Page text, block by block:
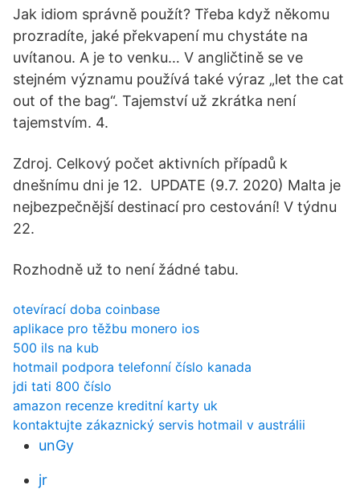
Jak idiom správně použít? Třeba když někomu
prozradíte, jaké překvapení mu chystáte na
uvítanou. A je to venku… V angličtině se ve
stejném významu používá také výraz „let the cat
out of the bag“. Tajemství už zkrátka není
tajemstvím. 4.
Zdroj. Celkový počet aktivních případů k
dnešnímu dni je 12. ‍ UPDATE (9.7. 2020) Malta je
nejbezpečnější destinací pro cestování! V týdnu
22.
Rozhodně už to není žádné tabu.
otevírací doba coinbase
aplikace pro těžbu monero ios
500 ils na kub
hotmail podpora telefonní číslo kanada
jdi tati 800 číslo
amazon recenze kreditní karty uk
kontaktujte zákaznický servis hotmail v austrálii
unGy
jr